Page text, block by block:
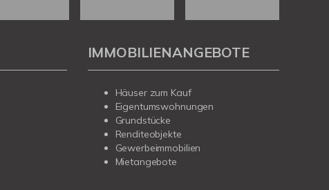
IMMOBILIENANGEBOTE
Häuser zum Kauf
Eigentumswohnungen
Grundstücke
Renditeobjekte
Gewerbeimmobilien
Mietangebote